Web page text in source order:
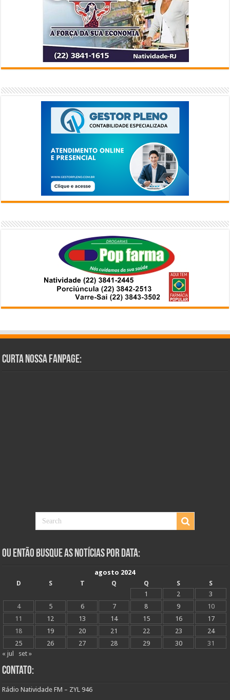
Curta Nossa Fanpage:
Ou Então Busque as Notícias Por Data:
agosto 2024
D
S T Q Q S
S
1
2
3
4
5 6 7 8 9
10
11
12 13 14 15 16
17
18
19 20 21 22 23
24
25
26 27 28 29 30
31
« jul
set »
Contato:
Rádio Natividade FM – ZYL 946